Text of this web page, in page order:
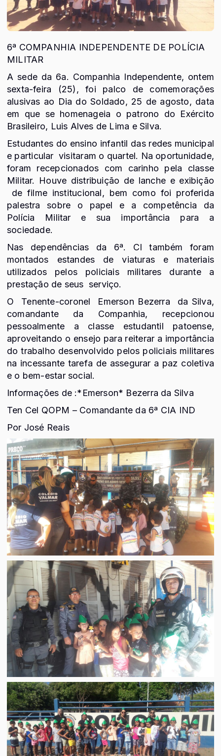
6ª COMPANHIA INDEPENDENTE DE POLÍCIA
MILITAR
A sede da 6a. Companhia Independente, ontem
sexta-feira (25), foi palco de comemorações
alusivas ao Dia do Soldado, 25 de agosto, data
em que se homenageia o patrono do Exército
Brasileiro, Luis Alves de Lima e Silva.
Estudantes do ensino infantil das redes municipal
e particular visitaram o quartel. Na oportunidade,
foram recepcionados com carinho pela classe
Militar. Houve distribuição de lanche e exibição
de filme institucional, bem como foi proferida
palestra sobre o papel e a competência da
Polícia Militar e sua importância para a
sociedade.
Nas dependências da 6ª. CI também foram
montados estandes de viaturas e materiais
utilizados pelos policiais militares durante a
prestação de seus serviço.
O Tenente-coronel Emerson Bezerra da Silva,
comandante da Companhia, recepcionou
pessoalmente a classe estudantil patoense,
aproveitando o ensejo para reiterar a importância
do trabalho desenvolvido pelos policiais militares
na incessante tarefa de assegurar a paz coletiva
e o bem-estar social.
Informações de :*Emerson* Bezerra da Silva
Ten Cel QOPM – Comandante da 6ª CIA IND
Por José Reais